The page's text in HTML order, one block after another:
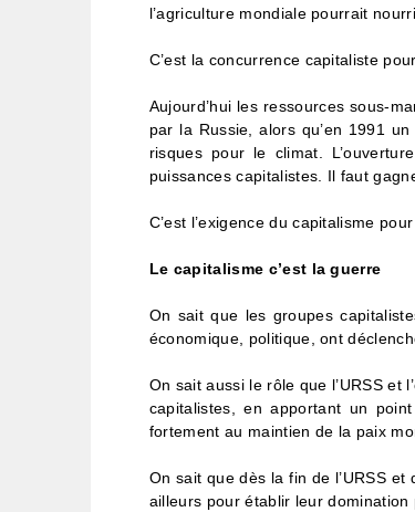
l’agriculture mondiale pourrait
C’est la concurrence capitaliste
Aujourd’hui les ressources sous-
par la Russie, alors qu’en 1991
risques pour le climat.
puissances capitalistes. Il faut
C’est l’exigence du capitalisme
Le capitalisme c’est la guerre
On sait que les groupes
économique, politique, ont
On sait aussi le rôle que l’URSS et
capitalistes, en apportant un
fortement au maintien de la paix
On sait que dès la fin de l’URSS
ailleurs pour établir leur domination